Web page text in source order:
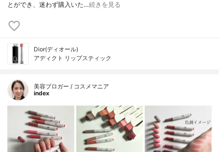
とができ、迷わず購入いた…続きを見る
Dior(ディオール)
アディクト リップスティック
美容ブロガー / コスメマニア
index